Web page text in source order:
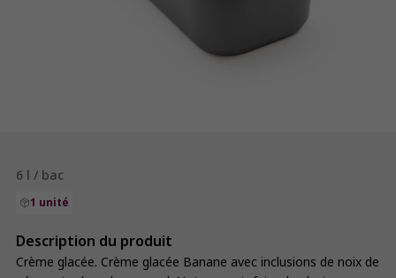
6 l / bac
1 unité
Description du produit
Crème glacée. Crème glacée Banane avec inclusions de noix de